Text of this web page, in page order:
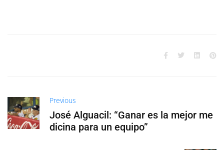
Previous
José Alguacil: “Ganar es la mejor me
dicina para un equipo”